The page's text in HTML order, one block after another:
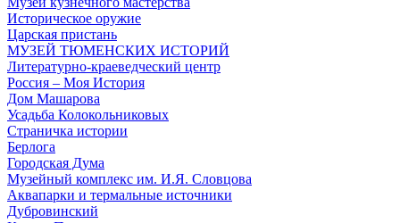
Историческое оружие
Царская пристань
МУЗЕЙ ТЮМЕНСКИХ ИСТОРИЙ
Литературно-краеведческий центр
Россия – Моя История
Дом Машарова
Усадьба Колокольниковых
Страничка истории
Берлога
Городская Дума
Музейный комплекс им. И.Я. Словцова
Аквапарки и термальные источники
Дубровинский